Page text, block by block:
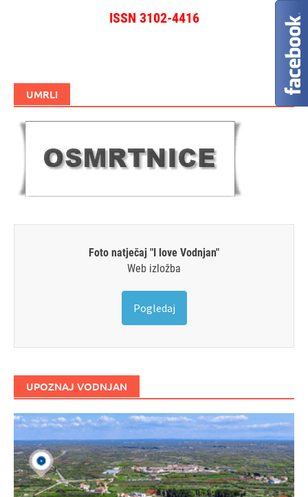
ISSN 3102-4416
UMRLI
Foto natječaj "I love Vodnjan"
Web izložba
Pogledaj
UPOZNAJ VODNJAN